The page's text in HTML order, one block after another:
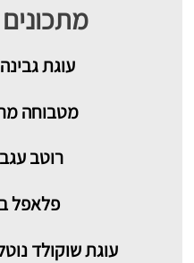
מתכונים
עוגת
מטבוחה
רוטב
פלאפל
עוגת שוקולד